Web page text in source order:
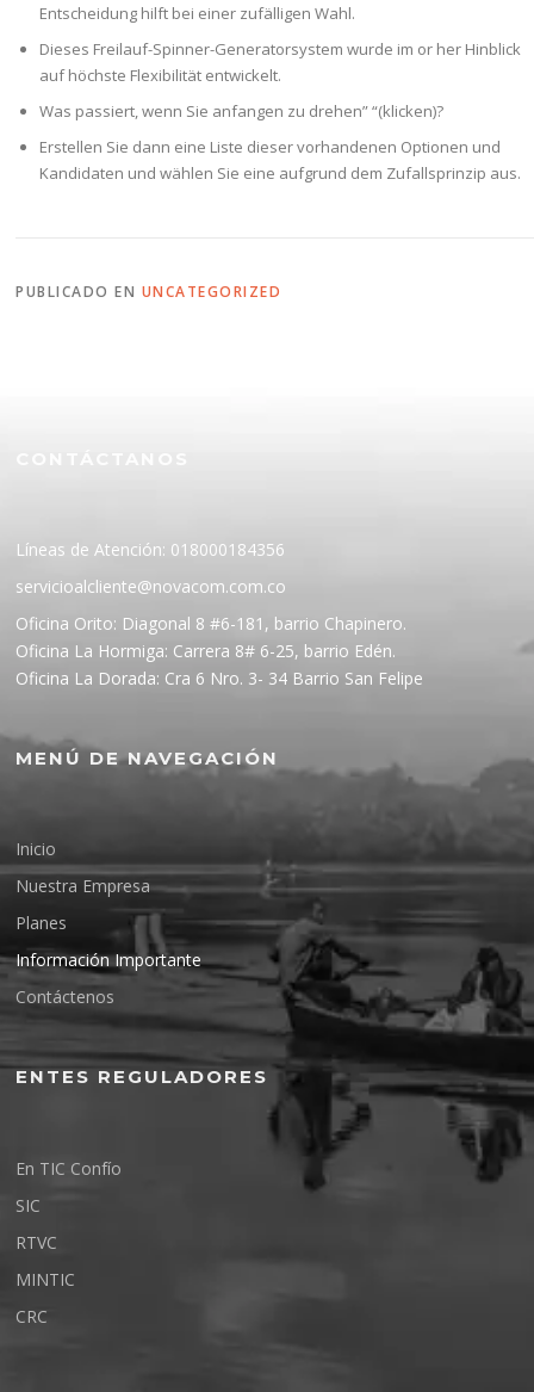
Entscheidung hilft bei einer zufälligen Wahl.
Dieses Freilauf-Spinner-Generatorsystem wurde im or her Hinblick
auf höchste Flexibilität entwickelt.
Was passiert, wenn Sie anfangen zu drehen” “(klicken)?
Erstellen Sie dann eine Liste dieser vorhandenen Optionen und
Kandidaten und wählen Sie eine aufgrund dem Zufallsprinzip aus.
PUBLICADO EN UNCATEGORIZED
Líneas de Atención: 018000184356
servicioalcliente@novacom.com.co
Oficina Orito: Diagonal 8 #6-181, barrio Chapinero.
Oficina La Hormiga: Carrera 8# 6-25, barrio Edén.
Oficina La Dorada: Cra 6 Nro. 3- 34 Barrio San Felipe
MENÚ DE NAVEGACIÓN
Inicio
Nuestra Empresa
Planes
Información Importante
Contáctenos
ENTES REGULADORES
En TIC Confío
SIC
RTVC
MINTIC
CRC